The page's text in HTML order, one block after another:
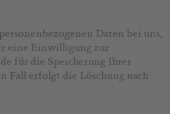
Daten bei uns,
eine Einwilligung zur
für die Speicherung Ihrer
Fall erfolgt die Löschung nach